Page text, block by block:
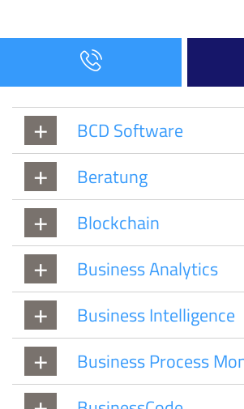
BCD Software
Beratung
Blockchain
Business Analytics
Business Intelligence
Business Process